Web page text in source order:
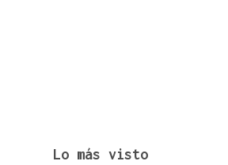
Lo más visto